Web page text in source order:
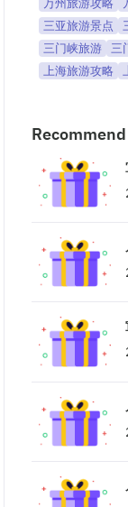
三亚旅游景点
三门峡旅游
三
上海旅游攻略